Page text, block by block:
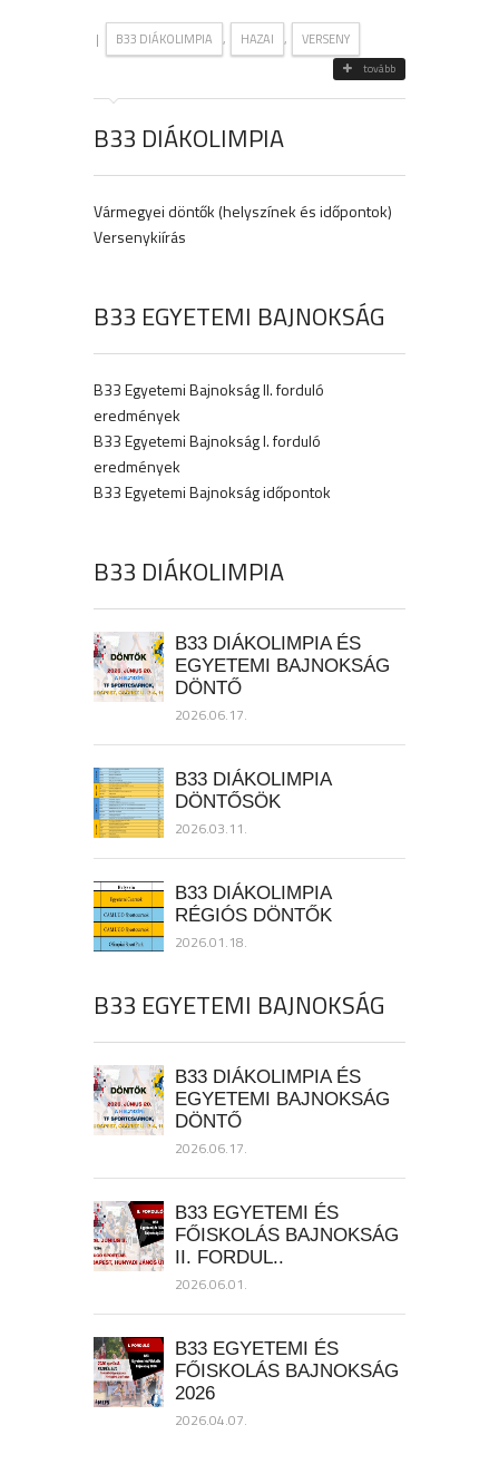
| B33 DIÁKOLIMPIA , HAZAI , VERSENY
tovább
B33 DIÁKOLIMPIA
Vármegyei döntők (helyszínek és időpontok)
Versenykiírás
B33 EGYETEMI BAJNOKSÁG
B33 Egyetemi Bajnokság II. forduló
eredmények
B33 Egyetemi Bajnokság I. forduló
eredmények
B33 Egyetemi Bajnokság időpontok
B33 DIÁKOLIMPIA
B33 DIÁKOLIMPIA ÉS
EGYETEMI BAJNOKSÁG
DÖNTŐ
2026.06.17.
B33 DIÁKOLIMPIA
DÖNTŐSÖK
2026.03.11.
B33 DIÁKOLIMPIA
RÉGIÓS DÖNTŐK
2026.01.18.
B33 EGYETEMI BAJNOKSÁG
B33 DIÁKOLIMPIA ÉS
EGYETEMI BAJNOKSÁG
DÖNTŐ
2026.06.17.
B33 EGYETEMI ÉS
FŐISKOLÁS BAJNOKSÁG
II. FORDUL..
2026.06.01.
B33 EGYETEMI ÉS
FŐISKOLÁS BAJNOKSÁG
2026
2026.04.07.